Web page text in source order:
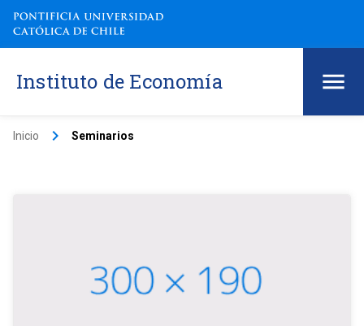
Instituto de Economía
Inicio keyboard_arrow_right Seminarios